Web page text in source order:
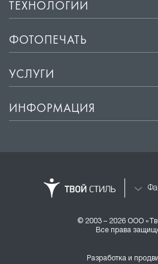
ТЕХНОЛОГИИ
ФОТОПЕЧАТЬ
УСЛУГИ
ИНФОРМАЦИЯ
© 2003 – 2026 ООО
Все права
Разработка и